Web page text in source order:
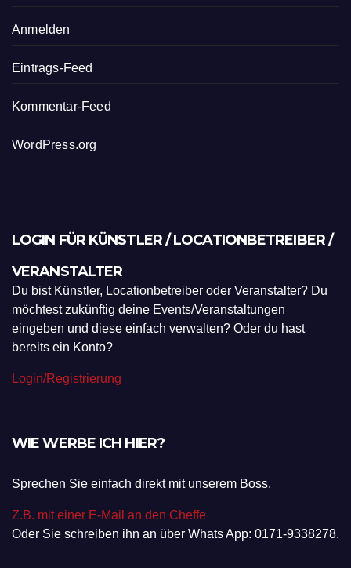
Anmelden
Eintrags-Feed
Kommentar-Feed
WordPress.org
LOGIN FÜR KÜNSTLER / LOCATIONBETREIBER /
VERANSTALTER
Du bist Künstler, Locationbetreiber oder Veranstalter? Du
möchtest zukünftig deine Events/Veranstaltungen
eingeben und diese einfach verwalten? Oder du hast
bereits ein Konto?
Login/Registrierung
WIE WERBE ICH HIER?
Sprechen Sie einfach direkt mit unserem Boss.
Z.B. mit einer E-Mail an den Cheffe
Oder Sie schreiben ihn an über Whats App: 0171-9338278.